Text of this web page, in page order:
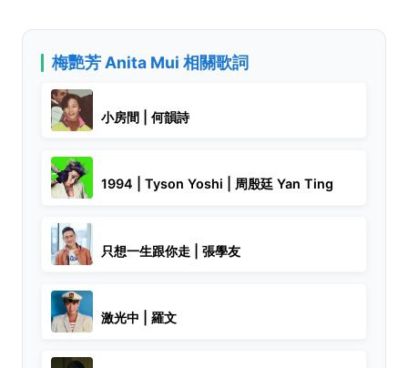
梅艷芳 Anita Mui 相關歌詞
小房間 | 何韻詩
1994 | Tyson Yoshi | 周殷廷 Yan Ting
只想一生跟你走 | 張學友
激光中 | 羅文